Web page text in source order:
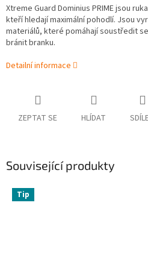
Xtreme Guard Dominius PRIME jsou
kteří hledají maximální pohodlí. Jsou
materiálů, které pomáhají soustředit
bránit branku.
Detailní informace
ZEPTAT SE HLÍDAT
Související produkty
Tip